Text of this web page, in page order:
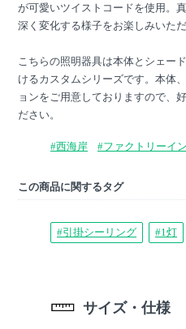
が可愛いツイストコードを使用。
深く変化する様子をお楽しみいただ
こちらの照明器具は本体とシェー
けるカスタムシリーズです。本体
ョンをご用意しておりますので、
ださい。
#西海岸 #ファクトリーイ
この商品に関するタグ
#引掛シーリング #1灯
サイズ・仕様